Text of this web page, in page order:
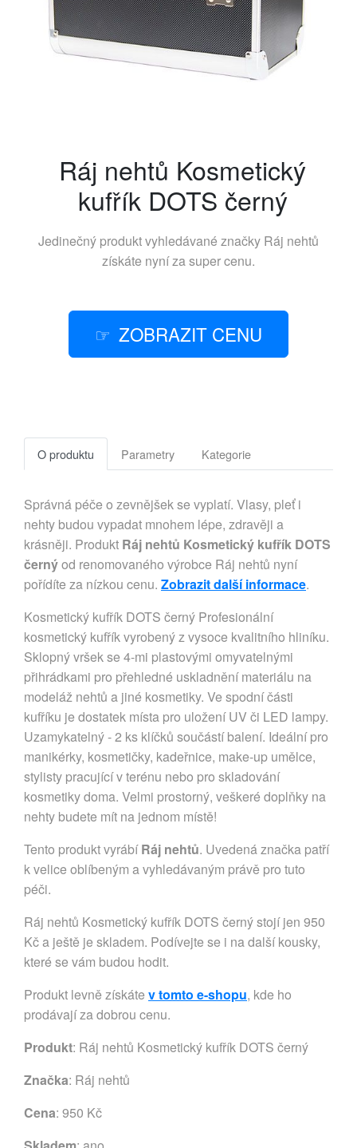
Ráj nehtů Kosmetický
kufřík DOTS černý
Jedinečný produkt vyhledávané značky Ráj nehtů
získáte nyní za super cenu.
ZOBRAZIT CENU
O produktu Parametry Kategorie
Správná péče o zevnějšek se vyplatí. Vlasy, pleť i
nehty budou vypadat mnohem lépe, zdravěji a
krásněji. Produkt Ráj nehtů Kosmetický kufřík DOTS
černýod renomovaného výrobce Ráj nehtů nyní
pořídíte za nízkou cenu. Zobrazit další informace.
Kosmetický kufřík DOTS černý Profesionální
kosmetický kufřík vyrobený z vysoce kvalitního hliníku.
Sklopný vršek se 4-mi plastovými omyvatelnými
přihrádkami pro přehledné uskladnění materiálu na
modeláž nehtů a jiné kosmetiky. Ve spodní části
kufříku je dostatek místa pro uložení UV či LED lampy.
Uzamykatelný - 2 ks klíčků součástí balení. Ideální pro
manikérky, kosmetičky, kadeřnice, make-up umělce,
stylisty pracující v terénu nebo pro skladování
kosmetiky doma. Velmi prostorný, veškeré doplňky na
nehty budete mít na jednom místě!
Tento produkt vyrábíRáj nehtů. Uvedená značka patří
k velice oblíbeným a vyhledávaným právě pro tuto
péči.
Ráj nehtů Kosmetický kufřík DOTS černý stojí jen 950
Kč a ještě je skladem. Podívejte se i na další kousky,
které se vám budou hodit.
Produkt levně získáte v tomto e-shopu, kde ho
prodávají za dobrou cenu.
Produkt: Ráj nehtů Kosmetický kufřík DOTS černý
Značka: Ráj nehtů
Cena: 950 Kč